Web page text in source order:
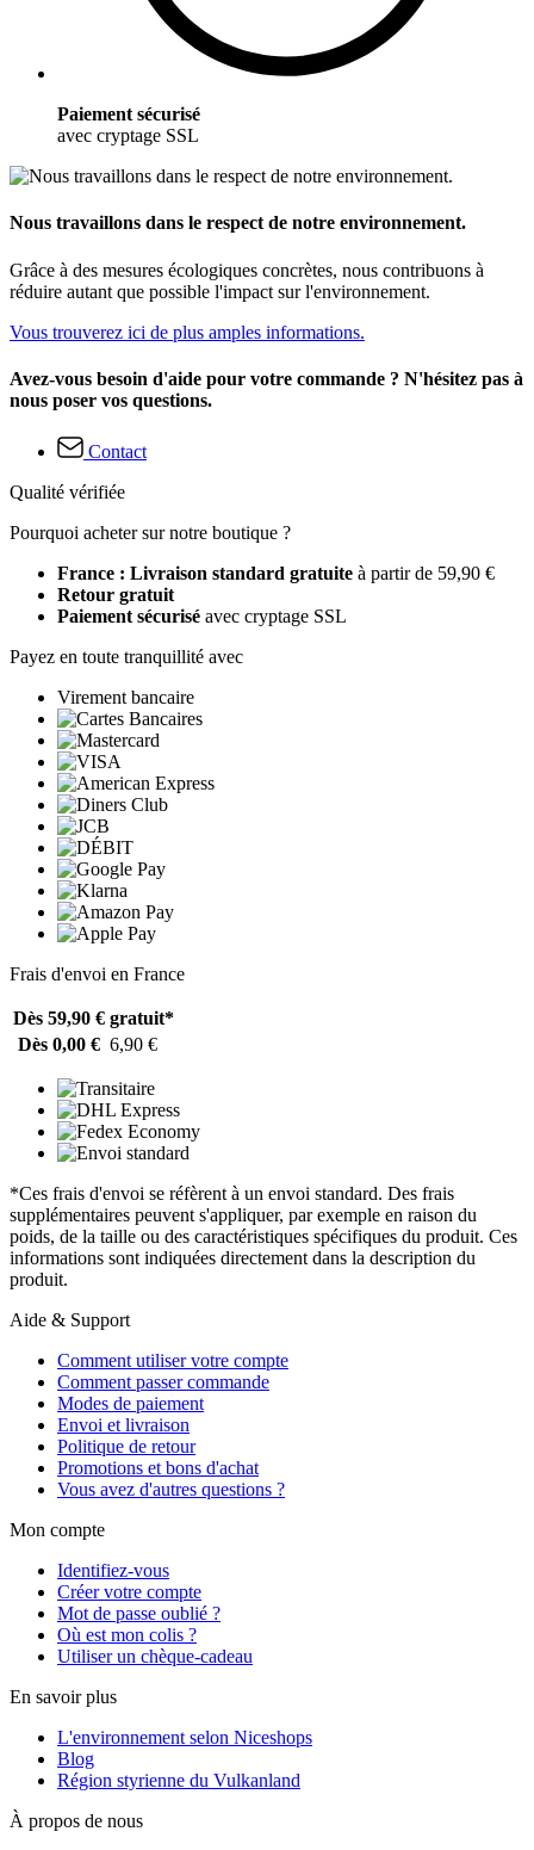
Paiement sécurisé
avec cryptage SSL
Nous travaillons dans le respect de notre environnement.
Grâce à des mesures écologiques concrètes, nous contribuons à
réduire autant que possible l'impact sur l'environnement.
Vous trouverez ici de plus amples informations.
Avez-vous besoin d'aide pour votre commande ? N'hésitez pas à
nous poser vos questions.
Contact
Qualité vérifiée
Pourquoi acheter sur notre boutique ?
France : Livraison standard gratuite à partir de 59,90 €
Retour gratuit
Paiement sécurisé avec cryptage SSL
Payez en toute tranquillité avec
Virement bancaire
Frais d'envoi en France
Dès 59,90 € gratuit*
Dès 0,00 € 6,90 €
*Ces frais d'envoi se réfèrent à un envoi standard. Des frais
supplémentaires peuvent s'appliquer, par exemple en raison du
poids, de la taille ou des caractéristiques spécifiques du produit. Ces
informations sont indiquées directement dans la description du
produit.
Aide & Support
Comment utiliser votre compte
Comment passer commande
Modes de paiement
Envoi et livraison
Politique de retour
Promotions et bons d'achat
Vous avez d'autres questions ?
Mon compte
Identifiez-vous
Créer votre compte
Mot de passe oublié ?
Où est mon colis ?
Utiliser un chèque-cadeau
En savoir plus
L'environnement selon Niceshops
Blog
Région styrienne du Vulkanland
À propos de nous